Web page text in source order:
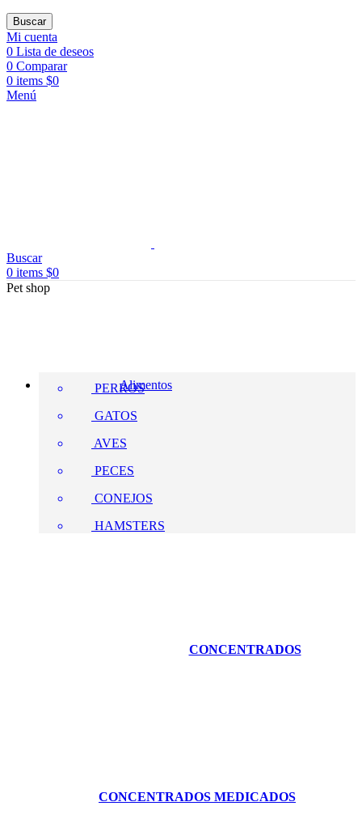
Buscar
Mi cuenta
0 Lista de deseos
0 Comparar
0 items $0
Menú
Buscar
0 items $0
Pet shop
Alimentos
PERROS
GATOS
AVES
PECES
CONEJOS
HAMSTERS
CONCENTRADOS
CONCENTRADOS MEDICADOS